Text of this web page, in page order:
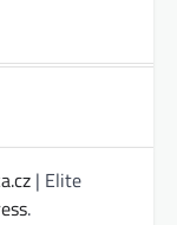
| Elite
.